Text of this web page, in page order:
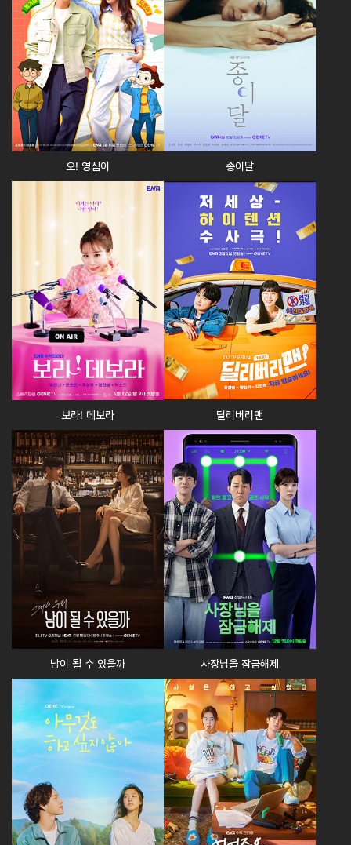
오! 영심이 종이달
보라! 데보라 딜리버리맨
남이 될 수 있을까 사장님을 잠금해제